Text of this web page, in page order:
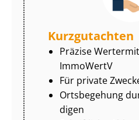
Kurzgutachten
Präzise
ImmoWertV
Für private
Ortsbegehung
di­gen